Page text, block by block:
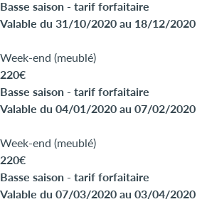
Basse saison - tarif forfaitaire
Valable du 31/10/2020 au 18/12/2020
Week-end (meublé)
220€
Basse saison - tarif forfaitaire
Valable du 04/01/2020 au 07/02/2020
Week-end (meublé)
220€
Basse saison - tarif forfaitaire
Valable du 07/03/2020 au 03/04/2020